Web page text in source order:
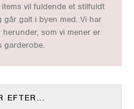
vil fuldende et stilfuldt
galt i byen med. Vi har
som vi mener er
garderobe.
EFTER...